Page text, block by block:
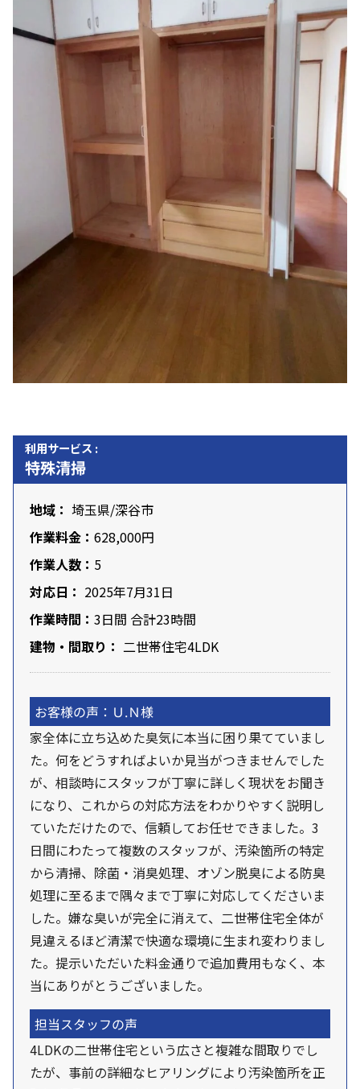
利用サービス :
特殊清掃
地域： 埼玉県/深谷市
作業料金： 628,000円
作業人数： 5
対応日： 2025年7月31日
作業時間： 3日間 合計23時間
建物・間取り： 二世帯住宅4LDK
お客様の声：Ｕ.Ｎ様
家全体に立ち込めた臭気に本当に困り果てていまし
た。何をどうすればよいか見当がつきませんでした
が、相談時にスタッフが丁寧に詳しく現状をお聞き
になり、これからの対応方法をわかりやすく説明し
ていただけたので、信頼してお任せできました。3
日間にわたって複数のスタッフが、汚染箇所の特定
から清掃、除菌・消臭処理、オゾン脱臭による防臭
処理に至るまで隅々まで丁寧に対応してくださいま
した。嫌な臭いが完全に消えて、二世帯住宅全体が
見違えるほど清潔で快適な環境に生まれ変わりまし
た。提示いただいた料金通りで追加費用もなく、本
当にありがとうございました。
担当スタッフの声
4LDKの二世帯住宅という広さと複雑な間取りでし
たが、事前の詳細なヒアリングにより汚染箇所を正